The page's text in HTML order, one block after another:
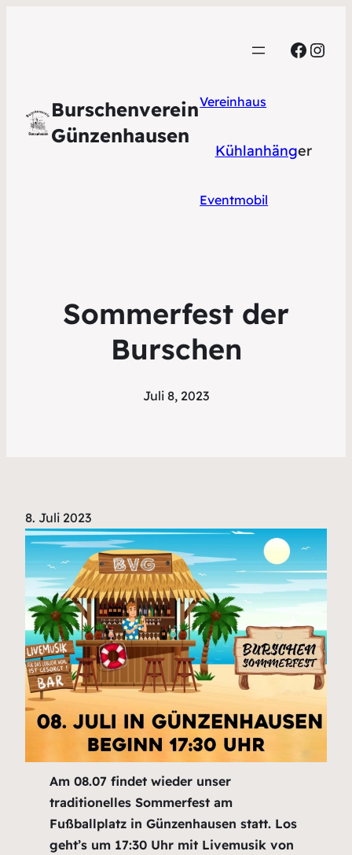
Burschenverein
Günzenhausen
Vereinhaus
Kühlanhänger
Eventmobil
Sommerfest der
Burschen
Juli 8, 2023
8. Juli 2023
Am 08.07 findet wieder unser
traditionelles Sommerfest am
Fußballplatz in Günzenhausen statt. Los
geht’s um 17:30 Uhr mit Livemusik von